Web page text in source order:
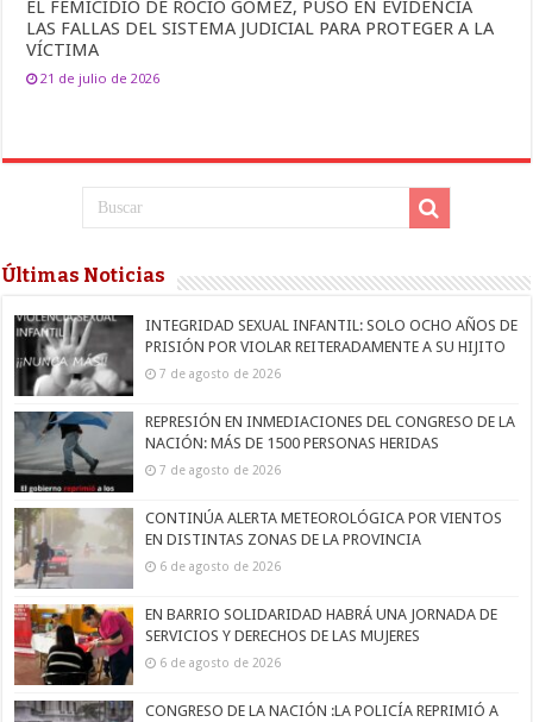
EL FEMICIDIO DE ROCÍO GÓMEZ, PUSO EN EVIDENCIA
LAS FALLAS DEL SISTEMA JUDICIAL PARA PROTEGER A LA
VÍCTIMA
21 de julio de 2026
Últimas Noticias
INTEGRIDAD SEXUAL INFANTIL: SOLO OCHO AÑOS DE
PRISIÓN POR VIOLAR REITERADAMENTE A SU HIJITO
7 de agosto de 2026
REPRESIÓN EN INMEDIACIONES DEL CONGRESO DE LA
NACIÓN: MÁS DE 1500 PERSONAS HERIDAS
7 de agosto de 2026
CONTINÚA ALERTA METEOROLÓGICA POR VIENTOS
EN DISTINTAS ZONAS DE LA PROVINCIA
6 de agosto de 2026
EN BARRIO SOLIDARIDAD HABRÁ UNA JORNADA DE
SERVICIOS Y DERECHOS DE LAS MUJERES
6 de agosto de 2026
CONGRESO DE LA NACIÓN :LA POLICÍA REPRIMIÓ A